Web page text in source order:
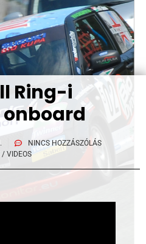
Ring-i
NINCS HOZZÁSZÓLÁS
/ VIDEOS